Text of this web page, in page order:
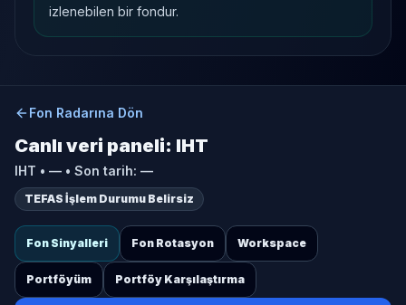
izlenebilen bir fondur.
Fon Radarına Dön
Canlı veri paneli: IHT
IHT • — • Son tarih: —
TEFAS İşlem Durumu Belirsiz
Fon Sinyalleri Fon Rotasyon Workspace
Portföyüm Portföy Karşılaştırma